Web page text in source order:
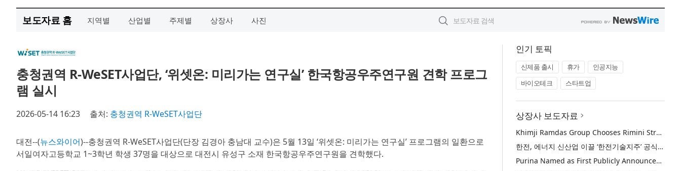
보도자료 홈 지역별 산업별 주제별 상장사 사진
충청권역 R-WeSET사업단, ‘위셋온: 미리가는 연구실’ 한국항공우주연구원 견학 프로그
램 실시
2026-05-14 16:23 출처: 충청권역 R-WeSET사업단
대전--(뉴스와이어)--충청권역 R-WeSET사업단(단장 김경아 충남대 교수)은 5월 13일 ‘위셋온: 미리가는 연구실’ 프로그램의 일환으로
서일여자고등학교 1~3학년 학생 37명을 대상으로 대전시 유성구 소재 한국항공우주연구원을 견학했다.
인기 토픽
신제품 출시 휴가
인공지능
바이오테크
스타트업
상장사 보도자료
Khimji Ramdas Group Chooses Rimini Street to Reduce SAP Support Costs, Protect 700+ Customizations and Reinvest Savings in Innovation
한전, 에너지 신산업 이끌 ‘한전기술지주’ 공식 출범
Purina Named as First Publicly Announced NIQ ConnectAI Charter Client